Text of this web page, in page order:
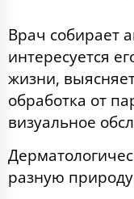
Врач собирает
интересуется
жизни,
обработка от
визуальное
разную